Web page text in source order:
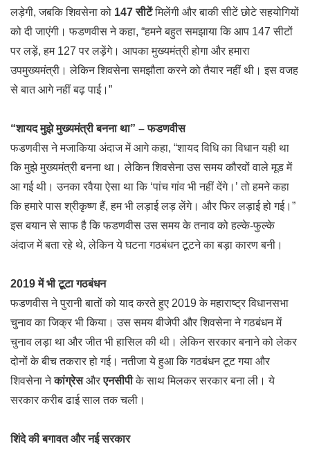
लड़ेगी, जबकि शिवसेना को 147 सीटेंमिलेंगी और बाकी सीटें छोटे सहयोगियों
को दी जाएंगी। फडणवीस ने कहा, “हमने बहुत समझाया कि आप 147 सीटों
पर लड़ें, हम 127 पर लड़ेंगे। आपका मुख्यमंत्री होगा और हमारा
उपमुख्यमंत्री। लेकिन शिवसेना समझौता करने को तैयार नहीं थी। इस वजह
से बात आगे नहीं बढ़ पाई।”
“शायद मुझे मुख्यमंत्री बनना था” – फडणवीस
फडणवीस ने मजाकिया अंदाज में आगे कहा, “शायद विधि का विधान यही था
कि मुझे मुख्यमंत्री बनना था। लेकिन शिवसेना उस समय कौरवों वाले मूड में
आ गई थी। उनका रवैया ऐसा था कि ‘पांच गांव भी नहीं देंगे।’ तो हमने कहा
कि हमारे पास श्रीकृष्ण हैं, हम भी लड़ाई लड़ लेंगे। और फिर लड़ाई हो गई।”
इस बयान से साफ है कि फडणवीस उस समय के तनाव को हल्के-फुल्के
अंदाज में बता रहे थे, लेकिन ये घटना गठबंधन टूटने का बड़ा कारण बनी।
2019 में भी टूटा गठबंधन
फडणवीस ने पुरानी बातों को याद करते हुए 2019 के महाराष्ट्र विधानसभा
चुनाव का जिक्र भी किया। उस समय बीजेपी और शिवसेना ने गठबंधन में
चुनाव लड़ा था और जीत भी हासिल की थी। लेकिन सरकार बनाने को लेकर
दोनों के बीच तकरार हो गई। नतीजा ये हुआ कि गठबंधन टूट गया और
शिवसेना नेकांग्रेसऔरएनसीपीके साथ मिलकर सरकार बना ली। ये
सरकार करीब ढाई साल तक चली।
शिंदे की बगावत और नई सरकार